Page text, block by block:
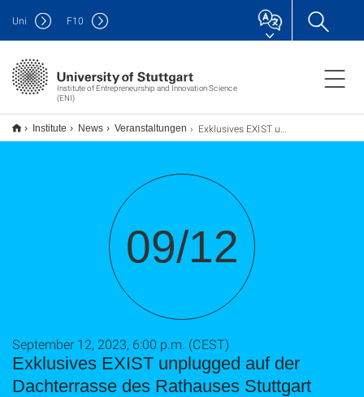
Institute of Entrepreneurship and Innovation Science
(ENI)
Uni F10
Institute News Veranstaltungen Exklusives EXIST unplugged auf der Dachterrasse des Rathauses Stuttgart
09/12
Exklusives EXIST unplugged auf der
Dachterrasse des Rathauses Stuttgart
September 12, 2023, 6:00 p.m. (CEST)